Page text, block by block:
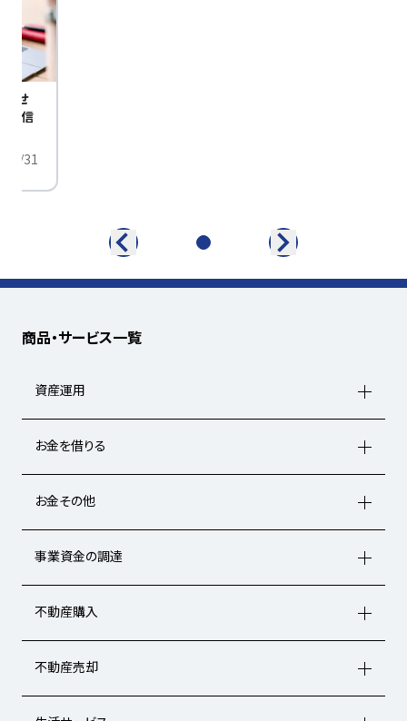
ませ
配信
01/31
商品・サービス一覧
資産運用
お金を借りる
お金その他
事業資金の調達
不動産購入
不動産売却